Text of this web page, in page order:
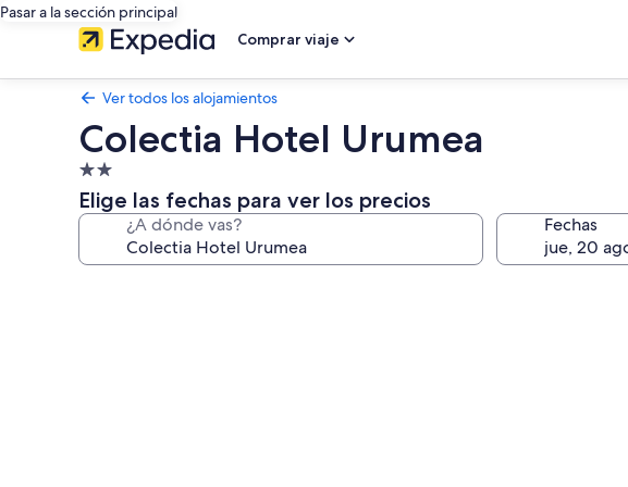
Pasar a la sección principal
Comprar viaje
Ver todos los alojamientos
Colectia Hotel Urumea
Alojamiento
de
2.0 estrellas
Elige las fechas para ver los precios
¿A dónde vas? Fechas